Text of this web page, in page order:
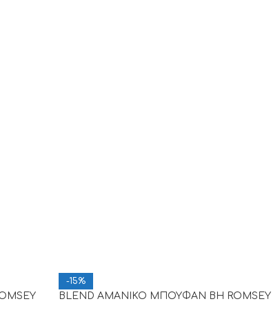
-15%
BLEND AMANIKO ΜΠΟΥΦΑΝ BH ROMSEY